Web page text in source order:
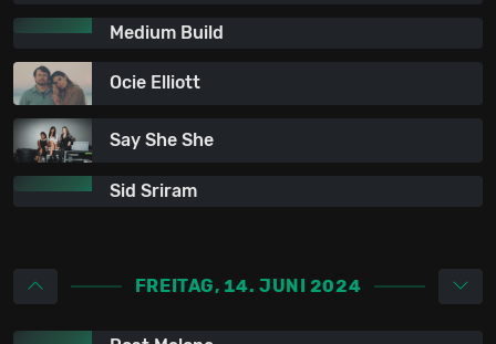
Medium Build
Ocie Elliott
Say She She
Sid Sriram
FREITAG, 14. JUNI 2024